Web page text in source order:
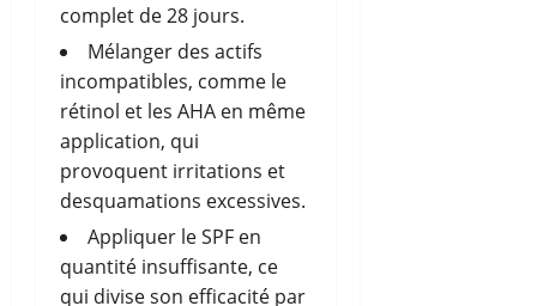
complet de 28 jours.
Mélanger des actifs
incompatibles, comme le
rétinol et les AHA en même
application, qui
provoquent irritations et
desquamations excessives.
Appliquer le SPF en
quantité insuffisante, ce
qui divise son efficacité par